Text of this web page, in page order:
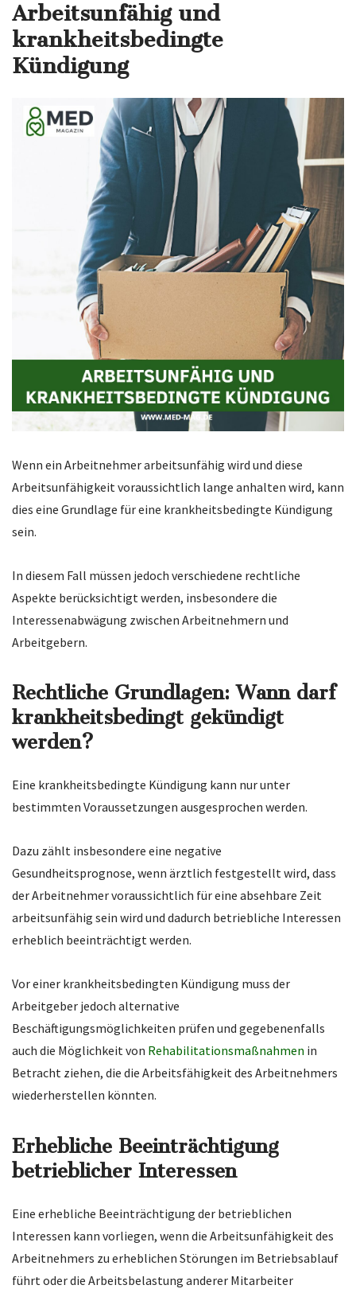
Arbeitsunfähig und
krankheitsbedingte
Kündigung
Wenn ein Arbeitnehmer arbeitsunfähig wird und diese
Arbeitsunfähigkeit voraussichtlich lange anhalten wird, kann
dies eine Grundlage für eine krankheitsbedingte Kündigung
sein.
In diesem Fall müssen jedoch verschiedene rechtliche
Aspekte berücksichtigt werden, insbesondere die
Interessenabwägung zwischen Arbeitnehmern und
Arbeitgebern.
Rechtliche Grundlagen: Wann darf
krankheitsbedingt gekündigt
werden?
Eine krankheitsbedingte Kündigung kann nur unter
bestimmten Voraussetzungen ausgesprochen werden.
Dazu zählt insbesondere eine negative
Gesundheitsprognose, wenn ärztlich festgestellt wird, dass
der Arbeitnehmer voraussichtlich für eine absehbare Zeit
arbeitsunfähig sein wird und dadurch betriebliche Interessen
erheblich beeinträchtigt werden.
Vor einer krankheitsbedingten Kündigung muss der
Arbeitgeber jedoch alternative
Beschäftigungsmöglichkeiten prüfen und gegebenenfalls
auch die Möglichkeit von Rehabilitationsmaßnahmen in
Betracht ziehen, die die Arbeitsfähigkeit des Arbeitnehmers
wiederherstellen könnten.
Erhebliche Beeinträchtigung
betrieblicher Interessen
Eine erhebliche Beeinträchtigung der betrieblichen
Interessen kann vorliegen, wenn die Arbeitsunfähigkeit des
Arbeitnehmers zu erheblichen Störungen im Betriebsablauf
führt oder die Arbeitsbelastung anderer Mitarbeiter